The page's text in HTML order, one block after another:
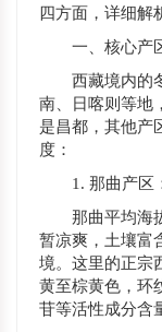
四方面，详细解
一、核心产区
西藏境内的冬
南、日喀则等地
是昌都，其他产
度：
1. 那曲产区：
那曲平均海拔
暂凉爽，土壤富
境。这里的正宗
黄至棕黄色，环
苷等活性成分含